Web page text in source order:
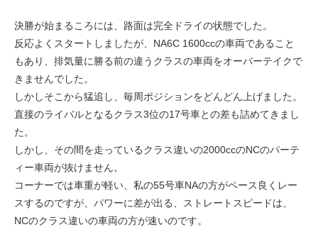
決勝が始まるころには、路面は完全ドライの状態でした。
反応よくスタートしましたが、NA6C 1600ccの車両であること
もあり、排気量に勝る前の違うクラスの車両をオーバーテイクで
きませんでした。
しかしそこから猛追し、毎周ポジションをどんどん上げました。
直接のライバルとなるクラス3位の17号車との差も詰めてきまし
た。
しかし、その間を走っているクラス違いの2000ccのNCのパーテ
ィー車両が抜けません。
コーナーでは車重が軽い、私の55号車NAの方がペース良くレー
スするのですが、パワーに差が出る、ストレートスピードは、
NCのクラス違いの車両の方が速いのです。